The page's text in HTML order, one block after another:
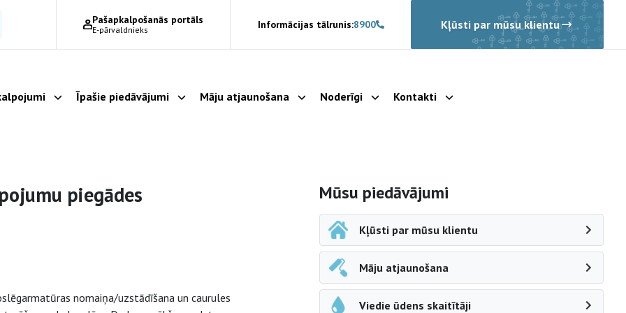
Pašapkalpošanās portāls
E-pārvaldnieks Informācijas tālrunis:8900 Kļūsti par mūsu klientu
Parādīt apakšizvēlni
Īpašie piedāvājumi Parādīt apakšizvēlni
Māju atjaunošana Parādīt apakšizvēlni
Noderīgi Parādīt apakšizvēlni
Kontakti Parādīt apakšizvēlni
piegādes
nomaiņa/uzstādīšana un caurules
Sāna navigācija
Mūsu piedāvājumi
Kļūsti par mūsu klientu
Māju atjaunošana
Viedie ūdens skaitītāji